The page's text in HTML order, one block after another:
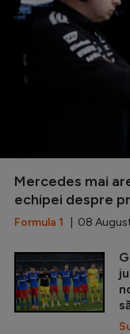
Mercedes mai
echipei despre
Formula 1 | 08